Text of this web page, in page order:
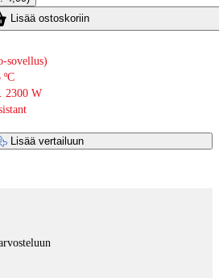
Lisää ostoskoriin
sovellus)
2300 W
Lisää vertailuun